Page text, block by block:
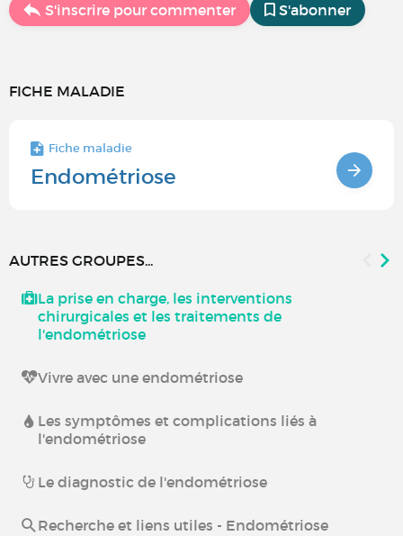
S'inscrire pour commenter S'abonner
FICHE MALADIE
Fiche maladie
Endométriose
AUTRES GROUPES...
La prise en charge, les interventions
chirurgicales et les traitements de
l'endométriose
Vivre avec une endométriose
Les symptômes et complications liés à
l'endométriose
Le diagnostic de l'endométriose
Recherche et liens utiles - Endométriose